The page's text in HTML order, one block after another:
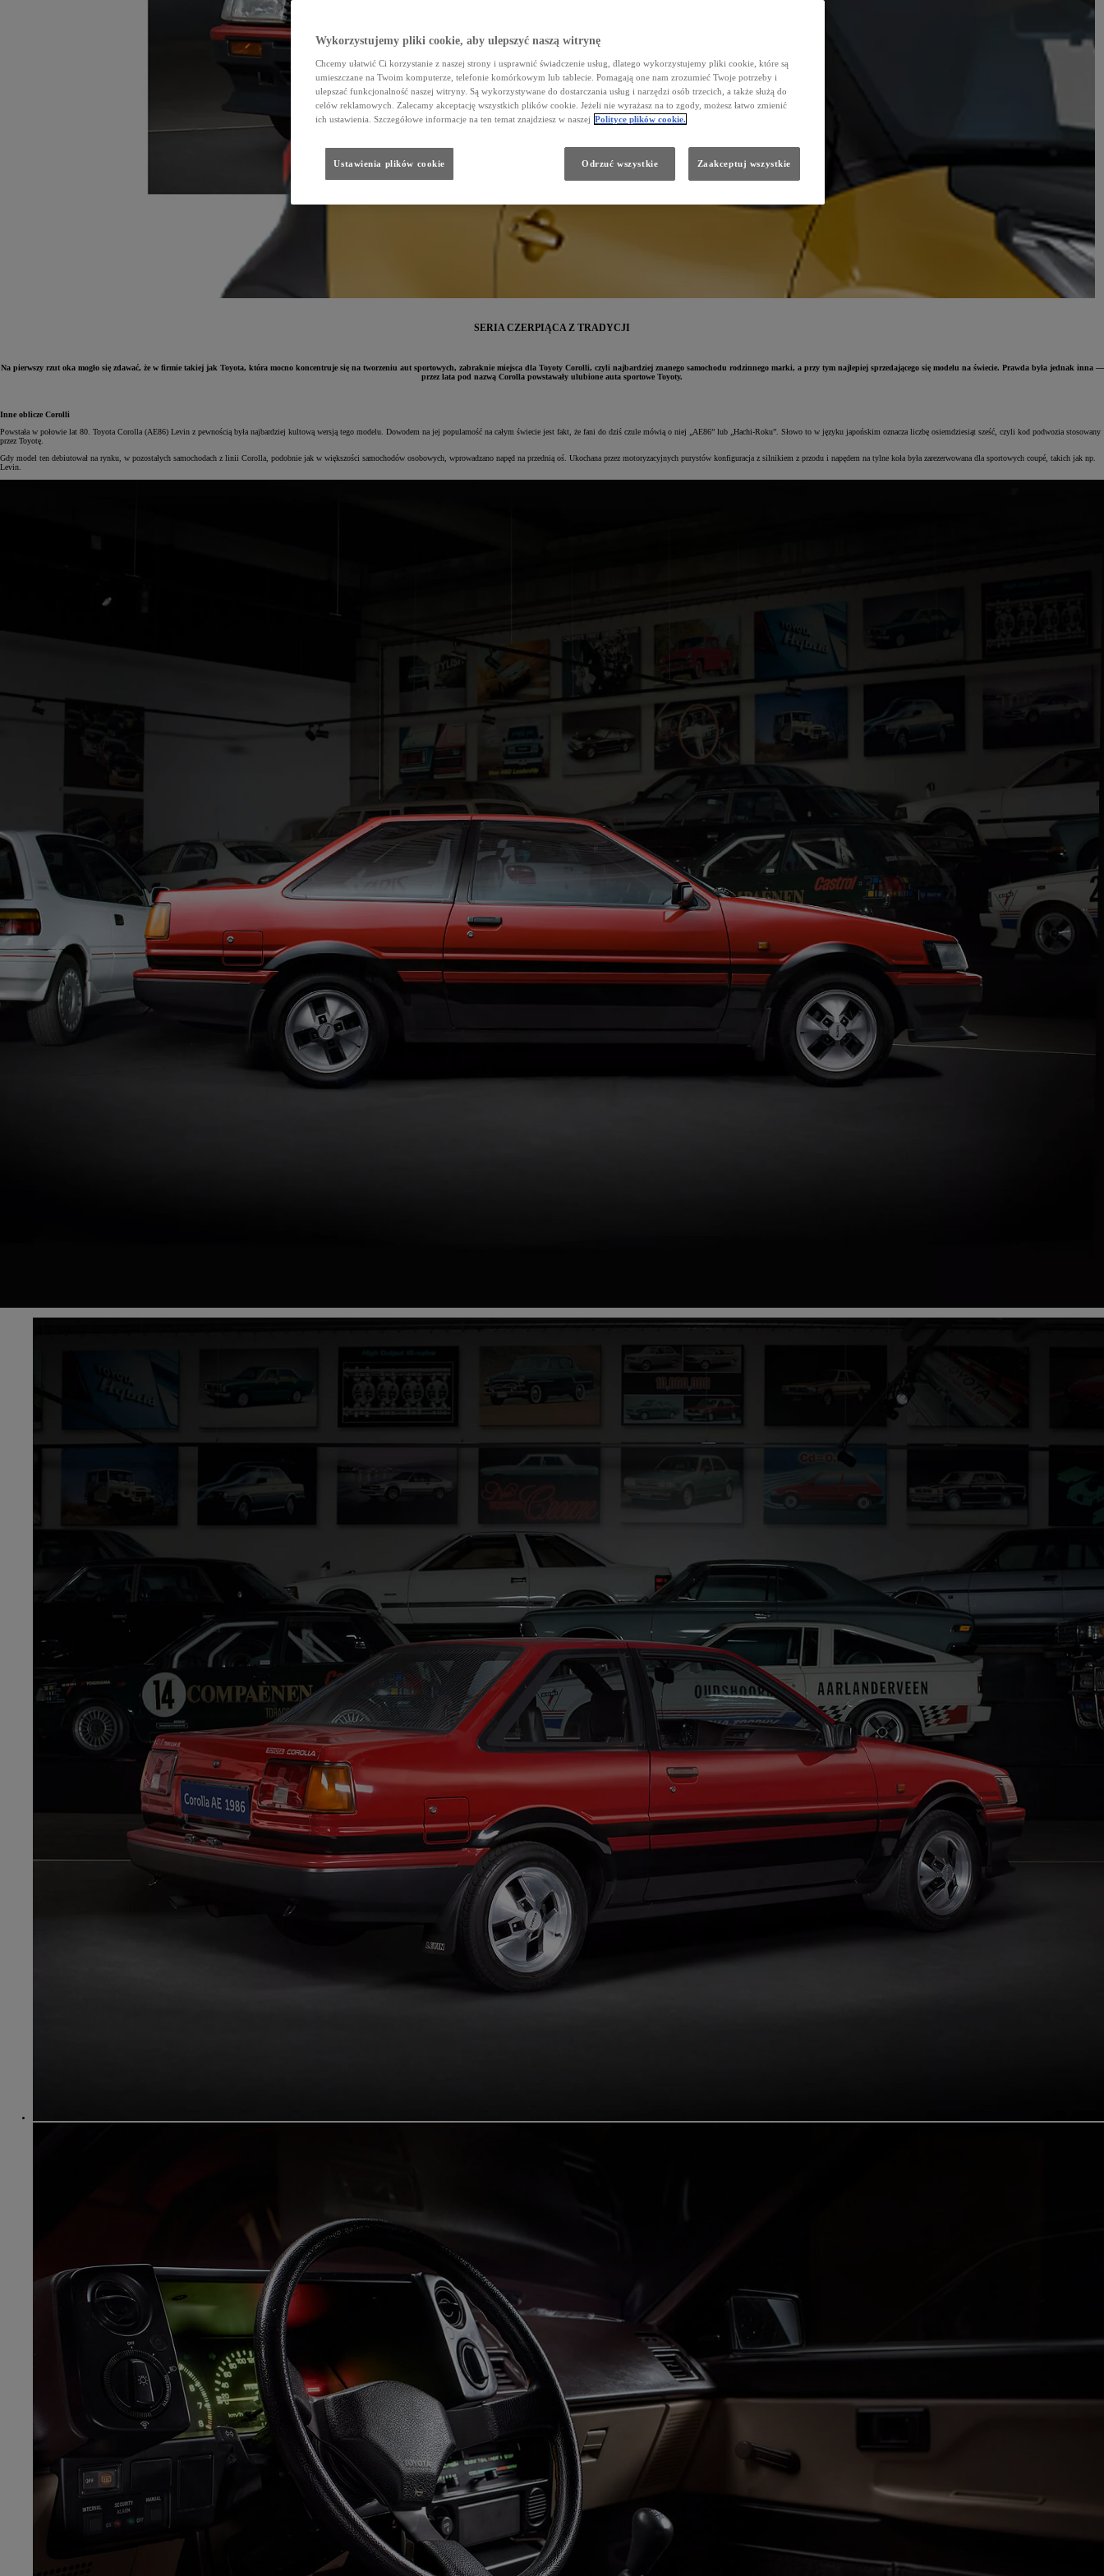
Od 81 900 zł
Yaris Cross
Od105 300 zł
Corolla Hatchback
SERIA CZERPIĄCA Z TRADYCJI
Na pierwszy rzut oka mogło się zdawać, że w firmie takiej jak Toyota, która mocno koncentruje się na tworzeniu aut sportowych, zabraknie miejsca dla Toyoty Corolli, czyli najbardziej znanego samochodu rodzinnego marki, a przy tym najlepiej sprzedającego się modelu na świecie. Prawda była jednak inna —
przez lata pod nazwą Corolla powstawały ulubione auta sportowe Toyoty.
Inne oblicze Corolli
Powstała w połowie lat 80. Toyota Corolla (AE86) Levin z pewnością była najbardziej kultową wersją tego modelu. Dowodem na jej popularność na całym świecie jest fakt, że fani do dziś czule mówią o niej „AE86” lub „Hachi-Roku”. Słowo to w języku japońskim oznacza liczbę osiemdziesiąt sześć, czyli kod podwozia stosowany
przez Toyotę.
Gdy model ten debiutował na rynku, w pozostałych samochodach z linii Corolla, podobnie jak w większości samochodów osobowych, wprowadzano napęd na przednią oś. Ukochana przez motoryzacyjnych purystów konfiguracja z silnikiem z przodu i napędem na tylne koła była zarezerwowana dla sportowych coupé, takich jak np.
Levin.
Wykorzystujemy pliki cookie, aby ulepszyć naszą witrynę
Chcemy ułatwić Ci korzystanie z naszej strony i usprawnić świadczenie usług, dlatego wykorzystujemy pliki cookie, które są
umieszczane na Twoim komputerze, telefonie komórkowym lub tablecie. Pomagają one nam zrozumieć Twoje potrzeby i
ulepszać funkcjonalność naszej witryny. Są wykorzystywane do dostarczania usług i narzędzi osób trzecich, a także służą do
celów reklamowych. Zalecamy akceptację wszystkich plików cookie. Jeżeli nie wyrażasz na to zgody, możesz łatwo zmienić
ich ustawienia. Szczegółowe informacje na ten temat znajdziesz w naszej Polityce plików cookie.
Ustawienia plików cookie Odrzuć wszystkie Zaakceptuj wszystkie